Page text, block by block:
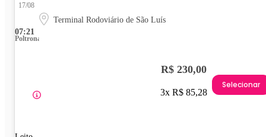
07:21
17/08
Terminal Rodoviário de São Luís
Poltrona
R$ 230,00
3x R$ 85,28
Selecionar